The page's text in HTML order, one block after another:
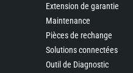
Extension de garantie
Maintenance
Pièces de rechange
Solutions connectées
Outil de Diagnostic